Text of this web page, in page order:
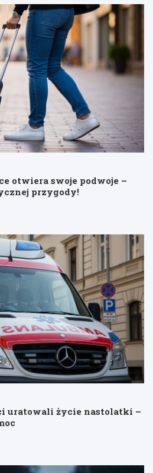
otwiera swoje podwoje –
przygody!
uratowali życie nastolatki –